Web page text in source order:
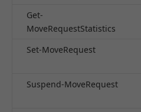
Get-
MoveRequestStatistics
Set-MoveRequest
Suspend-MoveRequest